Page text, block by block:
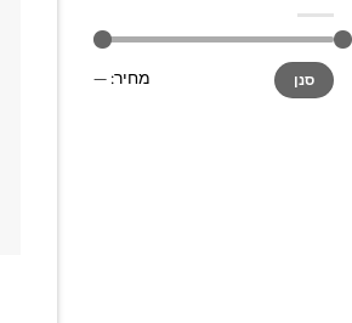
מחיר
מינימלי
מחיר
מקסימלי
סנן מחיר:—